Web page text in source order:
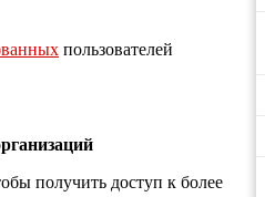
пользователей
получить доступ к более